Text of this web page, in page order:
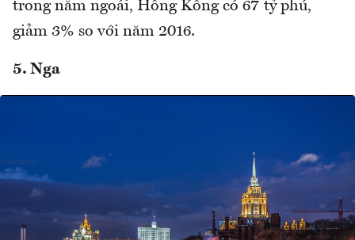
trong năm ngoái, Hồng Kông có 67 tỷ phú,
giảm 3% so với năm 2016.
5. Nga